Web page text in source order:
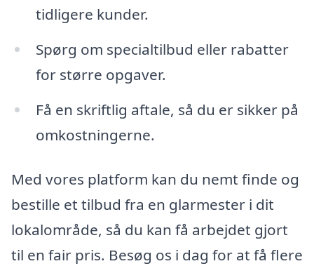
tidligere kunder.
Spørg om specialtilbud eller rabatter
for større opgaver.
Få en skriftlig aftale, så du er sikker på
omkostningerne.
Med vores platform kan du nemt finde og
bestille et tilbud fra en glarmester i dit
lokalområde, så du kan få arbejdet gjort
til en fair pris. Besøg os i dag for at få flere